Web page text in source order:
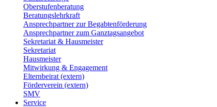
Oberstufenberatung
Beratungslehrkraft
Ansprechpartner zur Begabtenförderung
Ansprechpartner zum Ganztagsangebot
Sekretariat & Hausmeister
Sekretariat
Hausmeister
Mitwirkung & Engagement
Elternbeirat (extern)
Förderverein (extern)
SMV
Service